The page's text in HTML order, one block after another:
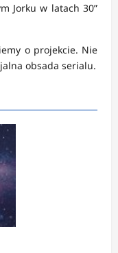
Jorku w latach 30”
o projekcie. Nie
obsada serialu.